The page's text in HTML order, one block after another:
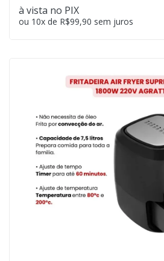
à vista no PIX
ou 10x de R$99,90 sem juros